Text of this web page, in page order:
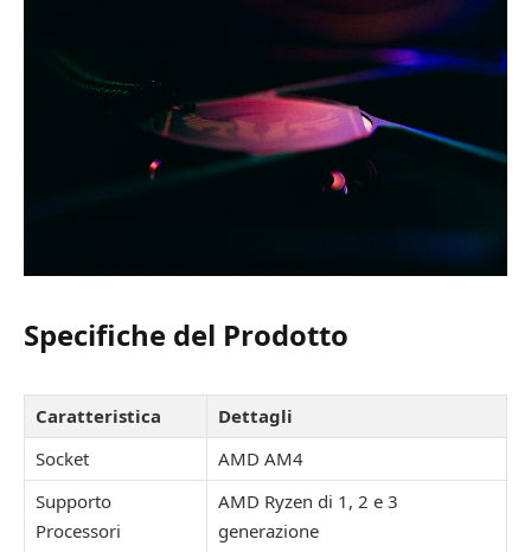
Specifiche del Prodotto
Caratteristica
Dettagli
Socket
AMD AM4
Supporto
Processori
AMD Ryzen di 1, 2 e 3
generazione